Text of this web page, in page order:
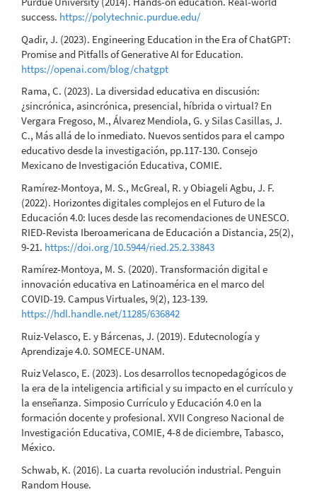
success. https://polytechnic.purdue.edu/
Qadir, J. (2023). Engineering Education in the Era of ChatGPT:
Promise and Pitfalls of Generative AI for Education.
https://openai.com/blog/chatgpt
Rama, C. (2023). La diversidad educativa en discusión:
¿sincrónica, asincrónica, presencial, híbrida o virtual? En
Vergara Fregoso, M., Álvarez Mendiola, G. y Silas Casillas, J.
C., Más allá de lo inmediato. Nuevos sentidos para el campo
educativo desde la investigación, pp.117-130. Consejo
Mexicano de Investigación Educativa, COMIE.
Ramírez-Montoya, M. S., McGreal, R. y Obiageli Agbu, J. F.
(2022). Horizontes digitales complejos en el Futuro de la
Educación 4.0: luces desde las recomendaciones de UNESCO.
RIED-Revista Iberoamericana de Educación a Distancia, 25(2),
9-21. https://doi.org/10.5944/ried.25.2.33843
Ramírez-Montoya, M. S. (2020). Transformación digital e
innovación educativa en Latinoamérica en el marco del
COVID-19. Campus Virtuales, 9(2), 123-139.
https://hdl.handle.net/11285/636842
Ruiz-Velasco, E. y Bárcenas, J. (2019). Edutecnología y
Aprendizaje 4.0. SOMECE-UNAM.
Ruiz Velasco, E. (2023). Los desarrollos tecnopedagógicos de
la era de la inteligencia artificial y su impacto en el currículo y
la enseñanza. Simposio Currículo y Educación 4.0 en la
formación docente y profesional. XVII Congreso Nacional de
Investigación Educativa, COMIE, 4-8 de diciembre, Tabasco,
México.
Schwab, K. (2016). La cuarta revolución industrial. Penguin
Random House.